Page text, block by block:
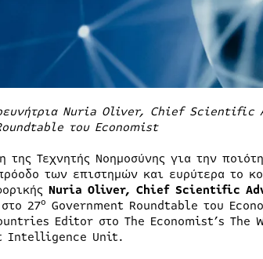
Nuria Oliver, Chief Scientific
του Economist
Τεχνητής Νοημοσύνης για την
των επιστημών και ευρύτερα το
Nuria Oliver, Chief Scientific
27ο Government Roundtable του
Editor στο The Economist’s The
Intelligence Unit.